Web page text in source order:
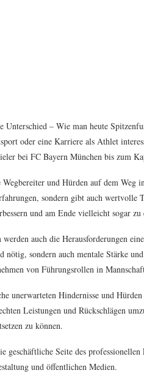
Unterschied – Wie man heute
oder eine Karriere als Athlet
bei FC Bayern München bis zum
und Hürden auf dem Weg
sondern gibt auch wertvolle
und am Ende vielleicht sogar
auch die Herausforderungen
nötig, sondern auch mentale Stärke
von Führungsrollen in
unerwarteten Hindernisse und
Leistungen und Rückschlägen
zu können.
geschäftliche Seite des
und öffentlichen Medien.